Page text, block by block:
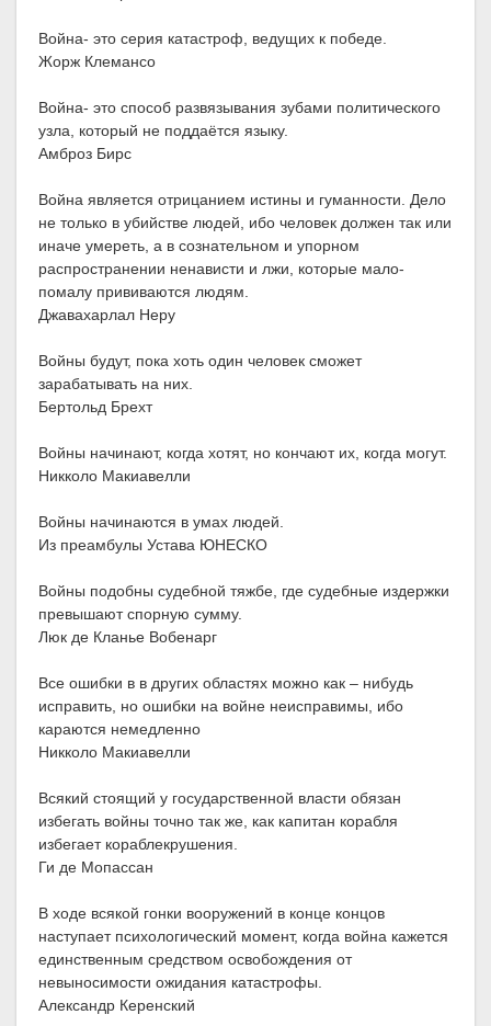
Война- это серия катастроф, ведущих к победе.
Жорж Клемансо
Война- это способ развязывания зубами политического
узла, который не поддаётся языку.
Амброз Бирс
Война является отрицанием истины и гуманности. Дело
не только в убийстве людей, ибо человек должен так или
иначе умереть, а в сознательном и упорном
распространении ненависти и лжи, которые мало-
помалу прививаются людям.
Джавахарлал Неру
Войны будут, пока хоть один человек сможет
зарабатывать на них.
Бертольд Брехт
Войны начинают, когда хотят, но кончают их, когда могут.
Никколо Макиавелли
Войны начинаются в умах людей.
Из преамбулы Устава ЮНЕСКО
Войны подобны судебной тяжбе, где судебные издержки
превышают спорную сумму.
Люк де Кланье Вобенарг
Все ошибки в в других областях можно как – нибудь
исправить, но ошибки на войне неисправимы, ибо
караются немедленно
Никколо Макиавелли
Всякий стоящий у государственной власти обязан
избегать войны точно так же, как капитан корабля
избегает кораблекрушения.
Ги де Мопассан
В ходе всякой гонки вооружений в конце концов
наступает психологический момент, когда война кажется
единственным средством освобождения от
невыносимости ожидания катастрофы.
Александр Керенский